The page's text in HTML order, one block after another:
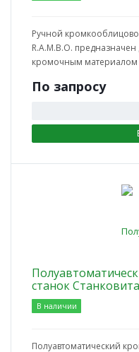
Ручной
R.A.M.B.O.
кромочным
По запросу
станок
В наличии
Полуавтоматический